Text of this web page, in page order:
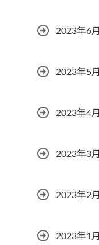
2023年6月
2023年5月
2023年4月
2023年3月
2023年2月
2023年1月